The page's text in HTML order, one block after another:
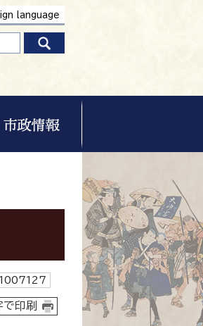
language
1007127
印刷